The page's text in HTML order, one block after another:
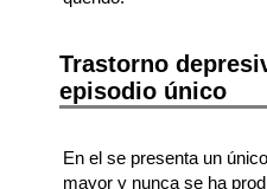
Trastorno
episodio único
En el se presenta un
mayor y nunca se ha